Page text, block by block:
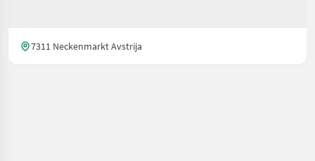
7311 Neckenmarkt Avstrija